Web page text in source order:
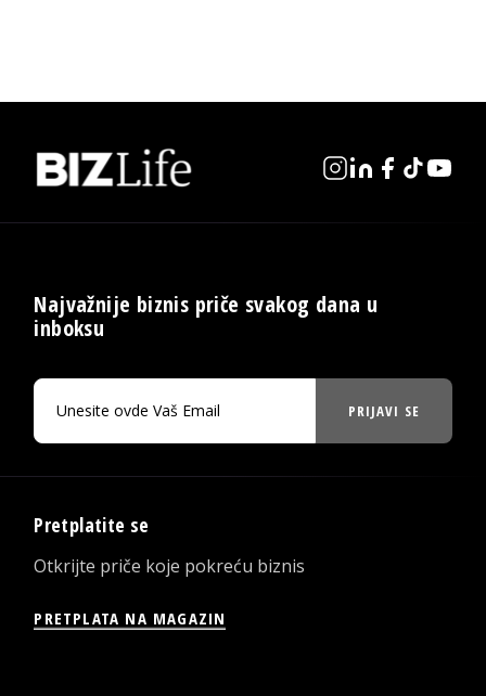
Najvažnije biznis priče svakog dana u
inboksu
PRIJAVI SE
Pretplatite se
Otkrijte priče koje pokreću biznis
PRETPLATA NA MAGAZIN